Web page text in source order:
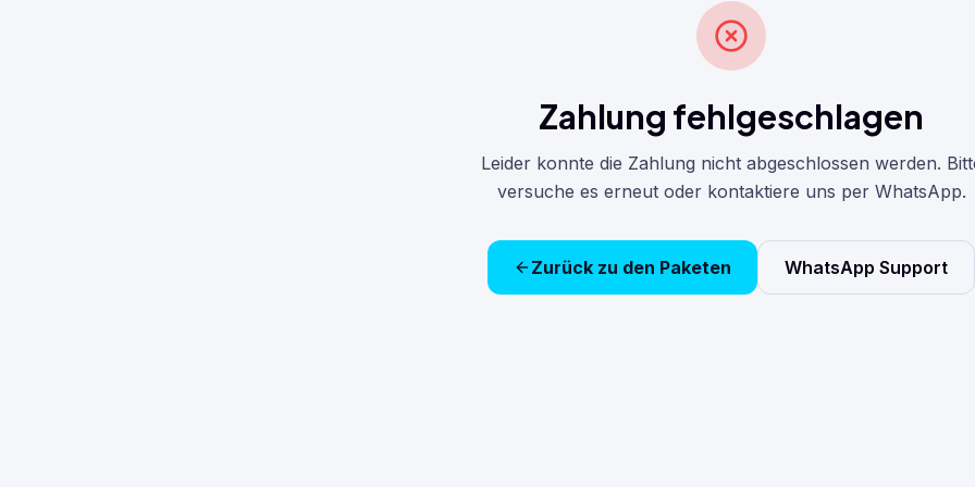
Zahlung fehlgeschlagen
Leider konnte die Zahlung nicht abgeschlossen werden.
versuche es erneut oder kontaktiere uns per WhatsApp.
Zurück zu den Paketen WhatsApp Support